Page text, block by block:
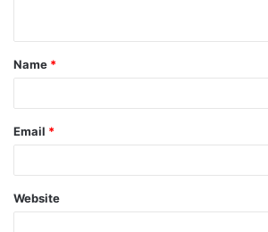
Name *
Email *
Website